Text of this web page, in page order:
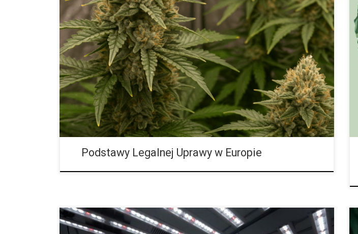
Czy w Europie można legalnie uprawiać rośliny terapeutyczne i jak zacząć? Domowa
uprawa roślin terapeutycznych w Europie cieszy się rosnącą popularnością z powodu
chęci niezależności, pełnej kontroli jakości oraz coraz większej świadomości
zdrowotnej społeczeństwa. Ludzie chcą mieć pewność, że produkt, który spożywają,
jest wolny od zanieczyszczeń, a jednocześnie pragną satysfakcji z samodzielnej
hodowli. Własna uprawa daje nie tylko dostęp do roślin, ale też poczucie dumy i
kontroli nad procesem produkcji. […]
Podstawy Legalnej Uprawy w Europie